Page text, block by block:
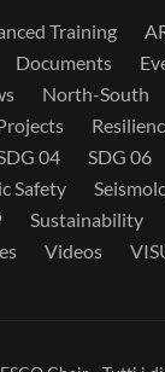
Training
Documents
North-South
04 SDG 06
Safety
Sustainability
Videos